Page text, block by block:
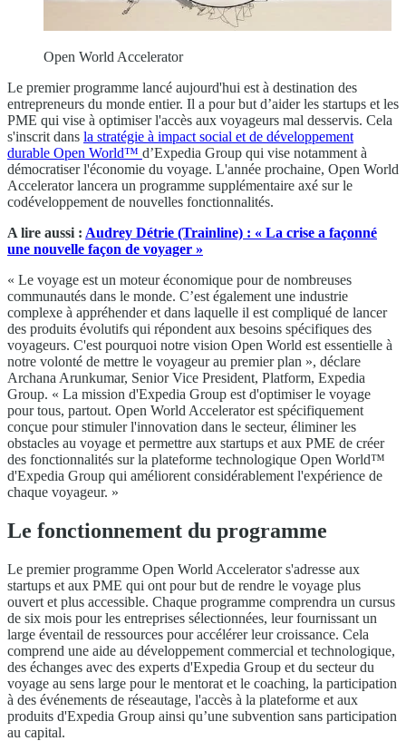
Open World Accelerator
Le premier programme lancé aujourd'hui est à destination des
entrepreneurs du monde entier. Il a pour but d’aider les startups et les
PME qui vise à optimiser l'accès aux voyageurs mal desservis. Cela
s'inscrit dans la stratégie à impact social et de développement
durable Open World™ d’Expedia Group qui vise notamment à
démocratiser l'économie du voyage. L'année prochaine, Open World
Accelerator lancera un programme supplémentaire axé sur le
codéveloppement de nouvelles fonctionnalités.
A lire aussi : Audrey Détrie (Trainline) : « La crise a façonné
une nouvelle façon de voyager »
« Le voyage est un moteur économique pour de nombreuses
communautés dans le monde. C’est également une industrie
complexe à appréhender et dans laquelle il est compliqué de lancer
des produits évolutifs qui répondent aux besoins spécifiques des
voyageurs. C'est pourquoi notre vision Open World est essentielle à
notre volonté de mettre le voyageur au premier plan », déclare
Archana Arunkumar, Senior Vice President, Platform, Expedia
Group. « La mission d'Expedia Group est d'optimiser le voyage
pour tous, partout. Open World Accelerator est spécifiquement
conçue pour stimuler l'innovation dans le secteur, éliminer les
obstacles au voyage et permettre aux startups et aux PME de créer
des fonctionnalités sur la plateforme technologique Open World™
d'Expedia Group qui améliorent considérablement l'expérience de
chaque voyageur. »
Le fonctionnement du programme
Le premier programme Open World Accelerator s'adresse aux
startups et aux PME qui ont pour but de rendre le voyage plus
ouvert et plus accessible. Chaque programme comprendra un cursus
de six mois pour les entreprises sélectionnées, leur fournissant un
large éventail de ressources pour accélérer leur croissance. Cela
comprend une aide au développement commercial et technologique,
des échanges avec des experts d'Expedia Group et du secteur du
voyage au sens large pour le mentorat et le coaching, la participation
à des événements de réseautage, l'accès à la plateforme et aux
produits d'Expedia Group ainsi qu’une subvention sans participation
au capital.